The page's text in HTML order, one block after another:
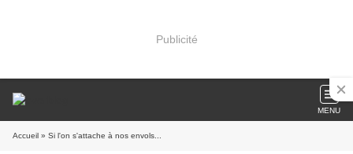
Publicité
MENU
Accueil » Si l'on s'attache à nos envols...